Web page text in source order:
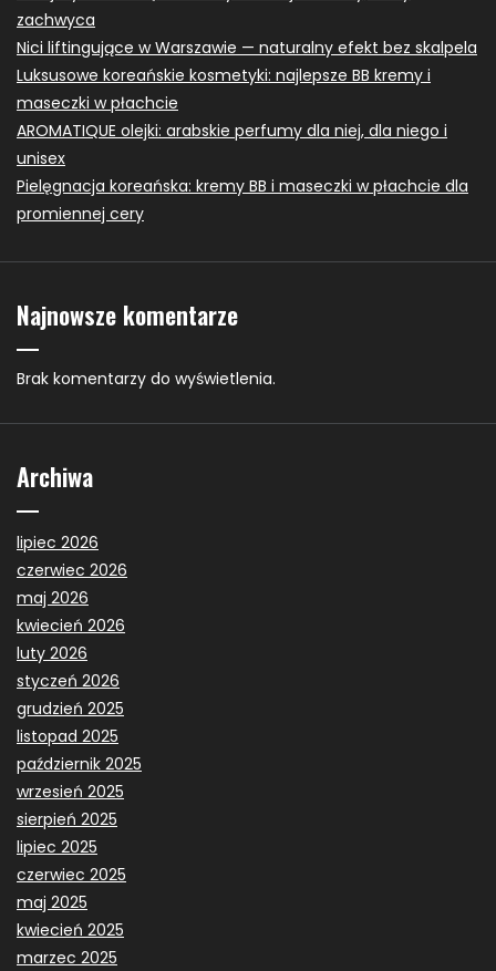
zachwyca
Nici liftingujące w Warszawie — naturalny efekt bez skalpela
Luksusowe koreańskie kosmetyki: najlepsze BB kremy i
maseczki w płachcie
AROMATIQUE olejki: arabskie perfumy dla niej, dla niego i
unisex
Pielęgnacja koreańska: kremy BB i maseczki w płachcie dla
promiennej cery
Najnowsze komentarze
Brak komentarzy do wyświetlenia.
Archiwa
lipiec 2026
czerwiec 2026
maj 2026
kwiecień 2026
luty 2026
styczeń 2026
grudzień 2025
listopad 2025
październik 2025
wrzesień 2025
sierpień 2025
lipiec 2025
czerwiec 2025
maj 2025
kwiecień 2025
marzec 2025